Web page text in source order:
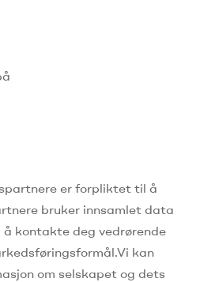
er forpliktet til å
bruker innsamlet data
kontakte deg vedrørende
Vi kan
om selskapet og dets